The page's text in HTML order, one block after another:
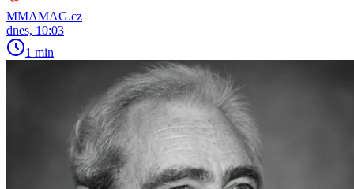
MMAMAG.cz
dnes, 10:03
1 min